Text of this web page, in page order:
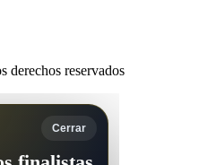
reservados
Cerrar